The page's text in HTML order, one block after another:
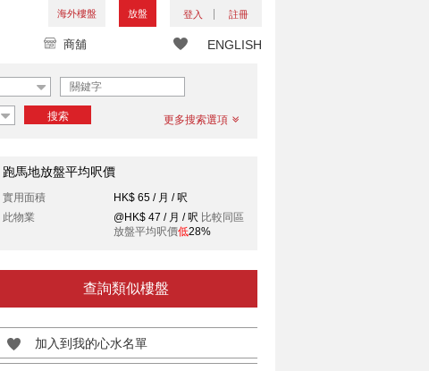
海外樓盤 放盤 登入 註冊
ENGLISH
商舖
搜索 更多搜索選項
跑馬地放盤平均呎價
實用面積
HK$ 65 / 月 / 呎
此物業
@HK$ 47 / 月 / 呎 比較同區
放盤平均呎價低28%
查詢類似樓盤
加入到我的心水名單